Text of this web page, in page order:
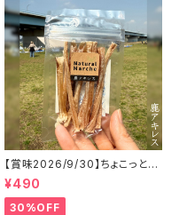
【賞味2026/9/30】ちょこっと
「鹿アキレス」ジビエ鹿 おやつ
¥490
30%OFF